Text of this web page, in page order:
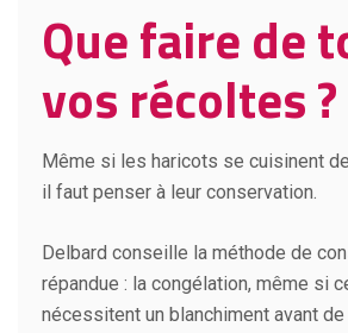
Que faire de
vos récoltes ?
Même si les haricots se cuisinent
il faut penser à leur conservation.
Delbard conseille la méthode de
répandue : la congélation, même si
nécessitent un blanchiment avant